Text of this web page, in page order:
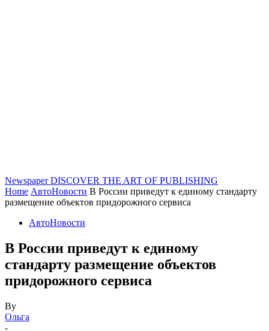
Newspaper DISCOVER THE ART OF PUBLISHING
Home АвтоНовости В России приведут к единому стандарту
размещение объектов придорожного сервиса
АвтоНовости
В России приведут к единому
стандарту размещение объектов
придорожного сервиса
By
Ольга
-